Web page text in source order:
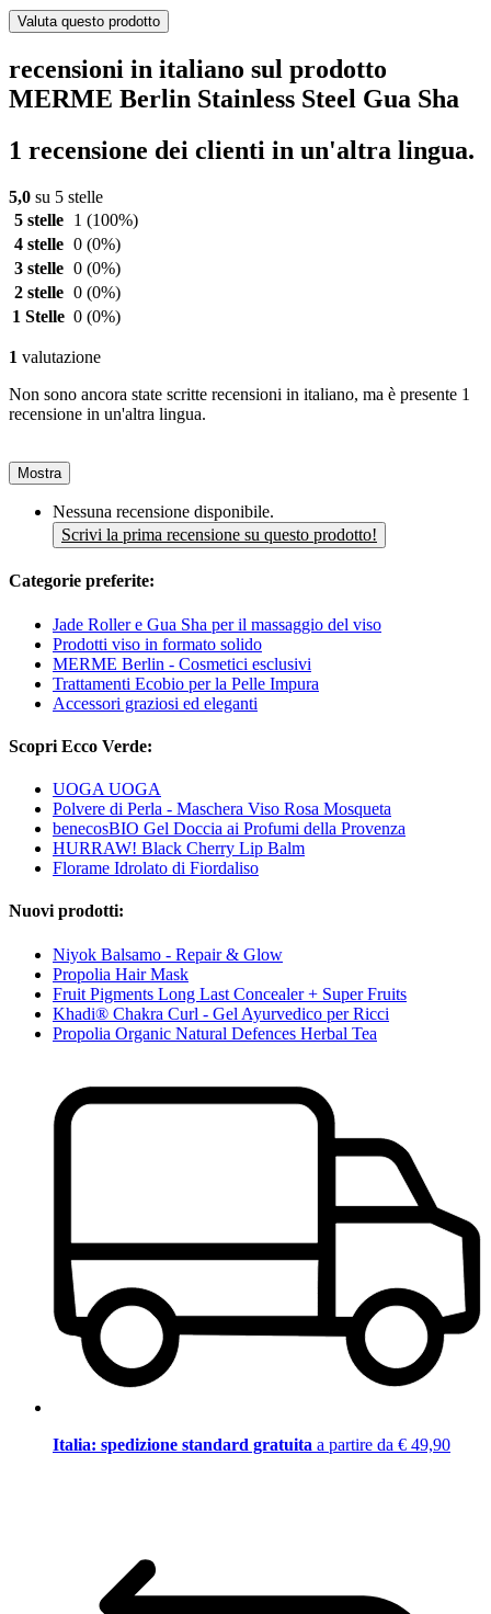
Valuta questo prodotto
recensioni in italiano sul prodotto
MERME Berlin Stainless Steel Gua Sha
1 recensione dei clienti in un'altra lingua.
5,0 su 5 stelle
5 stelle
1 (100%)
4 stelle 0 (0%)
3 stelle 0 (0%)
2 stelle 0 (0%)
1 Stelle 0 (0%)
1 valutazione
Non sono ancora state scritte recensioni in italiano, ma è presente 1
recensione in un'altra lingua.
Mostra
Nessuna recensione disponibile.
Scrivi la prima recensione su questo prodotto!
Categorie preferite:
Jade Roller e Gua Sha per il massaggio del viso
Prodotti viso in formato solido
MERME Berlin - Cosmetici esclusivi
Trattamenti Ecobio per la Pelle Impura
Accessori graziosi ed eleganti
Scopri Ecco Verde:
UOGA UOGA
Polvere di Perla - Maschera Viso Rosa Mosqueta
benecosBIO Gel Doccia ai Profumi della Provenza
HURRAW! Black Cherry Lip Balm
Florame Idrolato di Fiordaliso
Nuovi prodotti:
Niyok Balsamo - Repair & Glow
Propolia Hair Mask
Fruit Pigments Long Last Concealer + Super Fruits
Khadi® Chakra Curl - Gel Ayurvedico per Ricci
Propolia Organic Natural Defences Herbal Tea
Italia: spedizione standard gratuita a partire da € 49,90